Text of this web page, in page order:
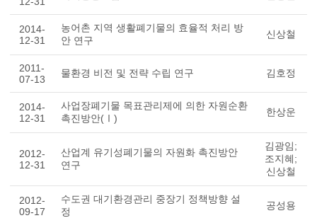
2014-
12-31
농어촌 지역 생활폐기물의 효율적 처리 방
안 연구
신상철
2011-
07-13
물환경 비전 및 전략 수립 연구 김호정
2014-
12-31
사업장폐기물 목표관리제에 의한 자원순환
촉진방안(Ⅰ)
한상운
2012-
12-31
산업계 유기성폐기물의 자원화 촉진방안
연구
김광임;
조지혜;
신상철
2012-
09-17
수도권 대기환경관리 중장기 정책방향 설
정
공성용